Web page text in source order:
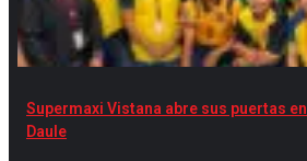
Supermaxi Vistana abre sus puertas en
Daule